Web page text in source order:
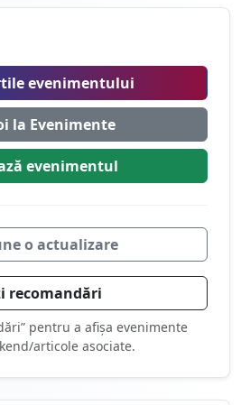
evenimentului
la Evenimente
evenimentul
o actualizare
recomandări
pentru a afișa evenimente
articole asociate.